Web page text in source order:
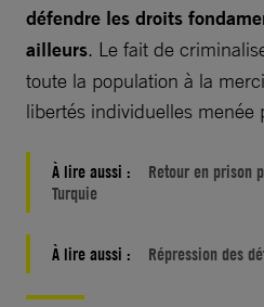
défendre les droits
ailleurs. Le fait de
toute la population à la
libertés individuelles menée
À lire aussi :
Retour en prison
Turquie
À lire aussi : Répression des